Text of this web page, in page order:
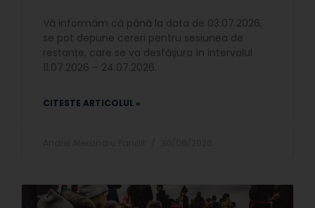
Vă informăm că până la data de 03.07.2026,
se pot depune cereri pentru sesiunea de
restanțe, care se va desfășura în intervalul
11.07.2026 – 24.07.2026.
CITESTE ARTICOLUL »